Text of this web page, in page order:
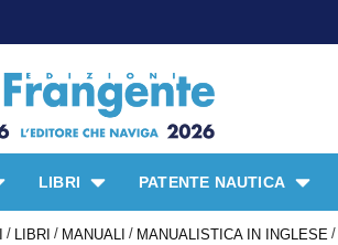
LIBRI PATENTE NAUTICA
/ LIBRI / MANUALI / MANUALISTICA IN INGLESE /